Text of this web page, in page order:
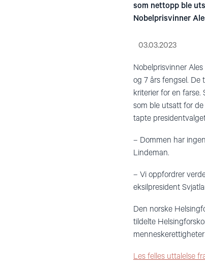
som nettopp ble
Nobelprisvinner
03.03.2023
Nobelprisvinner
og 7 års fengsel.
kriterier for en
som ble utsatt for
tapte
– Dommen har
Lindeman.
– Vi oppfordrer
eksilpresident
Den norske
tildelte
menneskerettigheter
Les felles uttalelse